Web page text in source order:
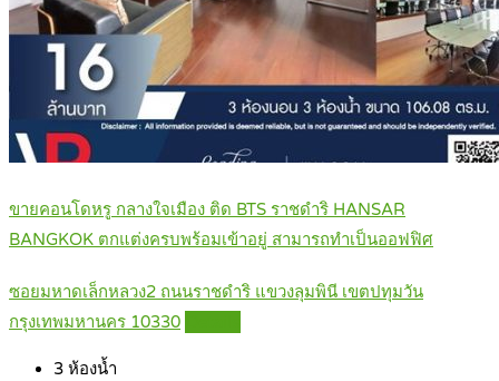
ขายคอนโดหรู กลางใจเมือง ติด BTS ราชดำริ HANSAR
BANGKOK ตกแต่งครบพร้อมเข้าอยู่ สามารถทำเป็นออฟฟิศ
ซอยมหาดเล็กหลวง2 ถนนราชดำริ แขวงลุมพินี เขตปทุมวัน
กรุงเทพมหานคร 10330
3 ห้องน้ำ